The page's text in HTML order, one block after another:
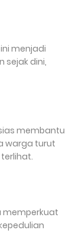
menjadi
sejak dini,
membantu
warga turut
memperkuat